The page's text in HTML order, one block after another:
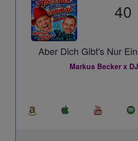
40
Aber Dich Gibt's Nur
Markus Becker x